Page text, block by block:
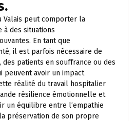
Valais peut comporter la
à des situations
En tant que
il est parfois nécessaire de
patients en souffrance ou des
peuvent avoir un impact
réalité du travail hospitalier
résilience émotionnelle et
un équilibre entre l’empathie
préservation de son propre